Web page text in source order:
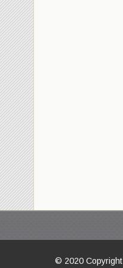
© 2020 Copyright